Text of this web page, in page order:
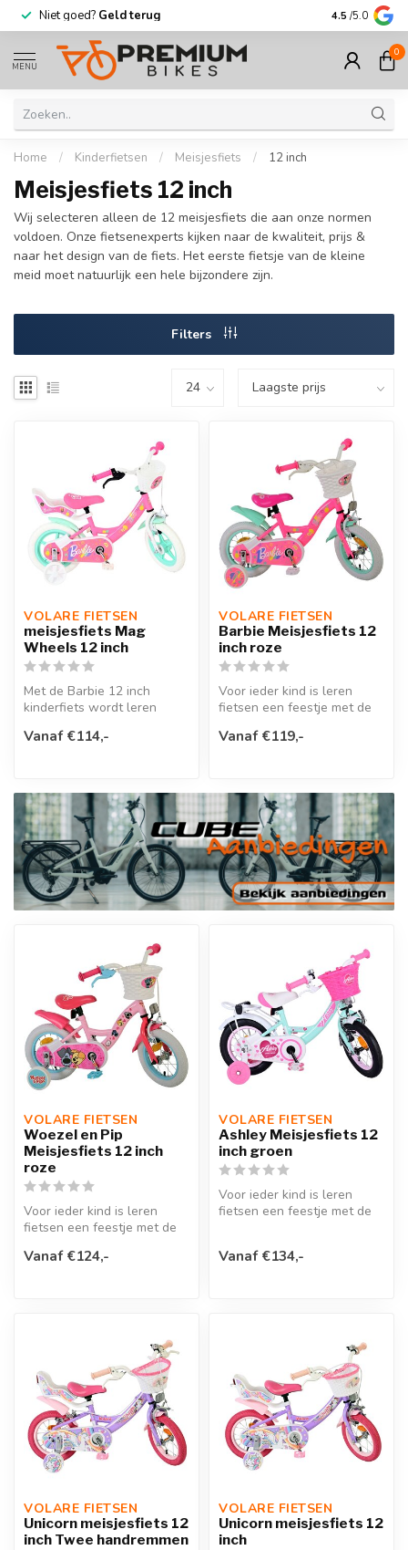
Niet goed? Geld terug Meer dan
4.5 /5.0
MENU
0
Home / Kinderfietsen / Meisjesfiets / 12 inch
Meisjesfiets 12 inch
Wij selecteren alleen de 12 meisjesfiets die aan onze normen
voldoen. Onze fietsenexperts kijken naar de kwaliteit, prijs &
naar het design van de fiets. Het eerste fietsje van de kleine
meid moet natuurlijk een hele bijzondere zijn.
Filters
VOLARE FIETSEN
meisjesfiets Mag
Wheels 12 inch
Met de Barbie 12 inch
kinderfiets wordt leren
Deze vro...
Vanaf €114,-
VOLARE FIETSEN
Barbie Meisjesfiets 12
inch roze
Voor ieder kind is leren
fietsen een feestje met de
kinderfiets!V...
Vanaf €119,-
VOLARE FIETSEN
Woezel en Pip
Meisjesfiets 12 inch
roze
Voor ieder kind is leren
fietsen een feestje met de
kinderfiets!Vei...
Vanaf €124,-
VOLARE FIETSEN
Ashley Meisjesfiets 12
inch groen
Voor ieder kind is leren
fietsen een feestje met de
Vanaf €134,-
VOLARE FIETSEN
Unicorn meisjesfiets 12
inch Twee handremmen
VOLARE FIETSEN
Unicorn meisjesfiets 12
inch